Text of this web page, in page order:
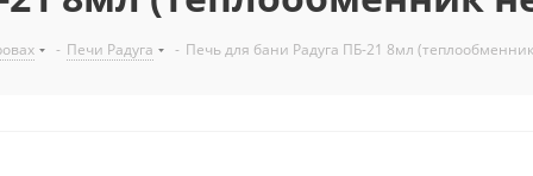
- Печи Радуга - Печь для бани Радуга ПБ-21 8мл